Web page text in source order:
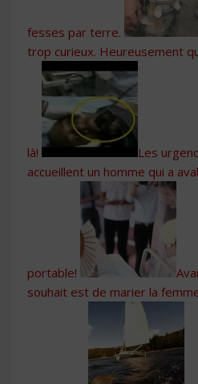
fesses par terre.
trop curieux. Heureusement
là!
Les
accueillent un homme qui a
portable!
souhait est de marier la